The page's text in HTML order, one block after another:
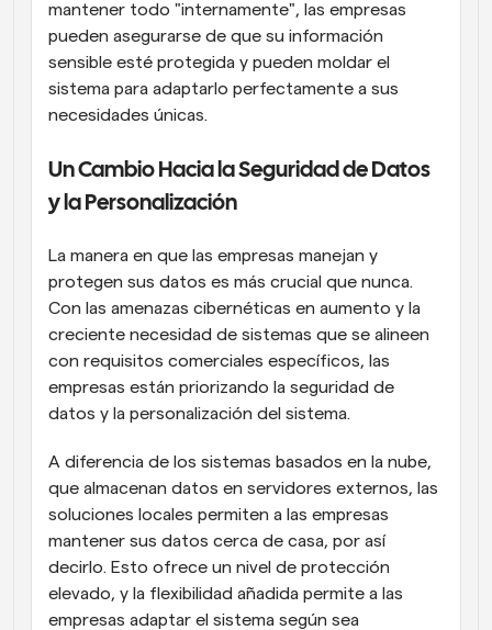
mantener todo "internamente", las empresas
pueden asegurarse de que su información
sensible esté protegida y pueden moldar el
sistema para adaptarlo perfectamente a sus
necesidades únicas.
Un Cambio Hacia la Seguridad de Datos
y la Personalización
La manera en que las empresas manejan y
protegen sus datos es más crucial que nunca.
Con las amenazas cibernéticas en aumento y la
creciente necesidad de sistemas que se alineen
con requisitos comerciales específicos, las
empresas están priorizando la seguridad de
datos y la personalización del sistema.
A diferencia de los sistemas basados en la nube,
que almacenan datos en servidores externos, las
soluciones locales permiten a las empresas
mantener sus datos cerca de casa, por así
decirlo. Esto ofrece un nivel de protección
elevado, y la flexibilidad añadida permite a las
empresas adaptar el sistema según sea